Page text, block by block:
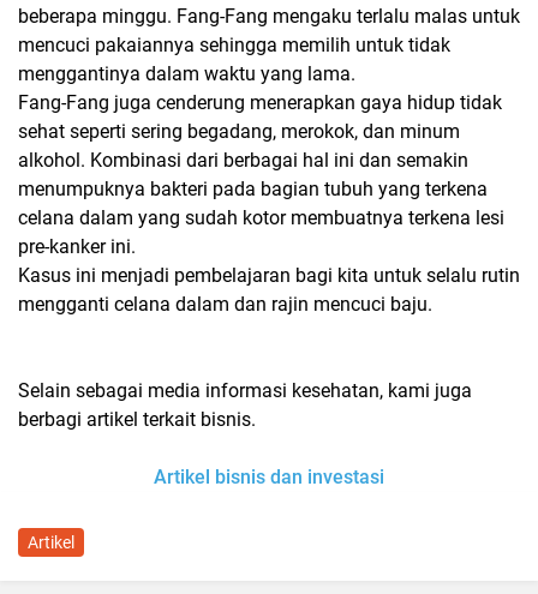
beberapa minggu. Fang-Fang mengaku terlalu malas untuk
mencuci pakaiannya sehingga memilih untuk tidak
menggantinya dalam waktu yang lama.
Fang-Fang juga cenderung menerapkan gaya hidup tidak
sehat seperti sering begadang, merokok, dan minum
alkohol. Kombinasi dari berbagai hal ini dan semakin
menumpuknya bakteri pada bagian tubuh yang terkena
celana dalam yang sudah kotor membuatnya terkena lesi
pre-kanker ini.
Kasus ini menjadi pembelajaran bagi kita untuk selalu rutin
mengganti celana dalam dan rajin mencuci baju.
Selain sebagai media informasi kesehatan, kami juga
berbagi artikel terkait bisnis.
Artikel bisnis dan investasi
Artikel